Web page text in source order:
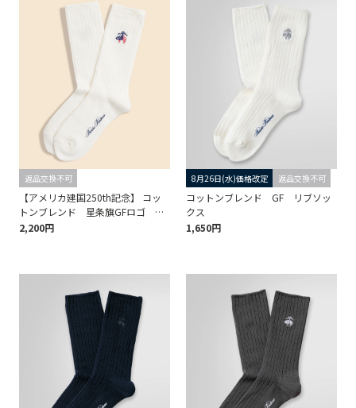
返品交換不可
【アメリカ建国250th記念】 コッ
トンブレンド 星条旗GFロゴ ク
ルーソックス ＜ウィメンズ＞
2,200円
8月26日(水)価格改定 返品交換不可
コットンブレンド GF リブソッ
クス
1,650円